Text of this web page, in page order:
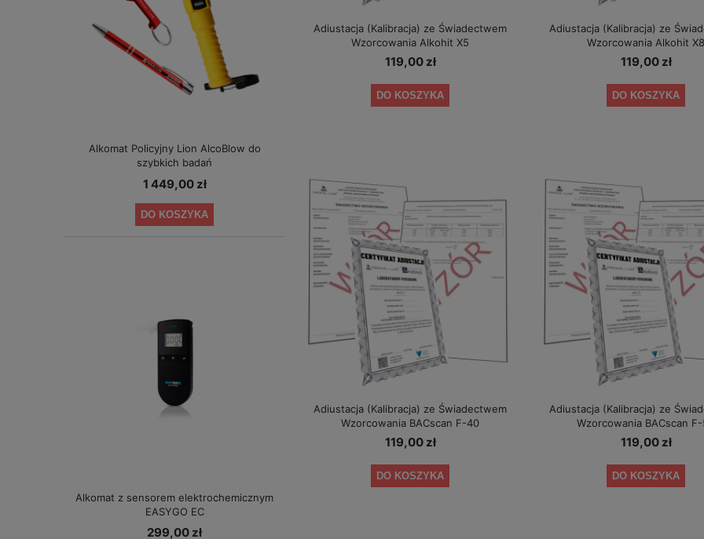
Alkomat Policyjny Lion AlcoBlow do
szybkich badań
1 449,00 zł
DO KOSZYKA
Alkomat z sensorem elektrochemicznym
EASYGO EC
299,00 zł
Adiustacja (Kalibracja) ze Świadectwem
Wzorcowania Alkohit X5
119,00 zł
DO KOSZYKA
Adiustacja (Kalibracja) ze
Wzorcowania Alkohit X8
119,00 zł
DO KOSZYKA
Adiustacja (Kalibracja) ze Świadectwem
Wzorcowania BACscan F-40
119,00 zł
DO KOSZYKA
Adiustacja (Kalibracja) ze
Wzorcowania BACscan
119,00 zł
DO KOSZYKA